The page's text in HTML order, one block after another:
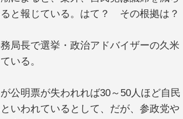
と報じている。はて？ その根拠は？
局長で選挙・政治アドバイザーの久米
いる。
公明票が失われれば30～50人ほど自民
いわれているとして、だが、参政党や